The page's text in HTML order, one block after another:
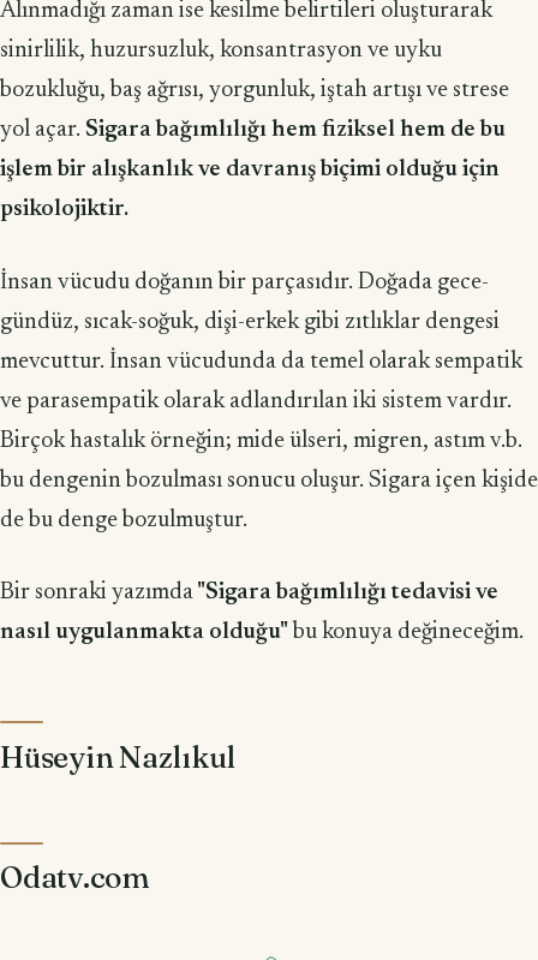
Alınmadığı zaman ise kesilme belirtileri oluşturarak
sinirlilik, huzursuzluk, konsantrasyon ve uyku
bozukluğu, baş ağrısı, yorgunluk, iştah artışı ve strese
yol açar. Sigara bağımlılığı hem fiziksel hem de bu
işlem bir alışkanlık ve davranış biçimi olduğu için
psikolojiktir.
İnsan vücudu doğanın bir parçasıdır. Doğada gece-
gündüz, sıcak-soğuk, dişi-erkek gibi zıtlıklar dengesi
mevcuttur. İnsan vücudunda da temel olarak sempatik
ve parasempatik olarak adlandırılan iki sistem vardır.
Birçok hastalık örneğin; mide ülseri, migren, astım v.b.
bu dengenin bozulması sonucu oluşur. Sigara içen kişide
de bu denge bozulmuştur.
Bir sonraki yazımda "Sigara bağımlılığı tedavisi ve
nasıl uygulanmakta olduğu" bu konuya değineceğim.
Hüseyin Nazlıkul
Odatv.com